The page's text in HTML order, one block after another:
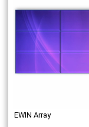
EWIN Array